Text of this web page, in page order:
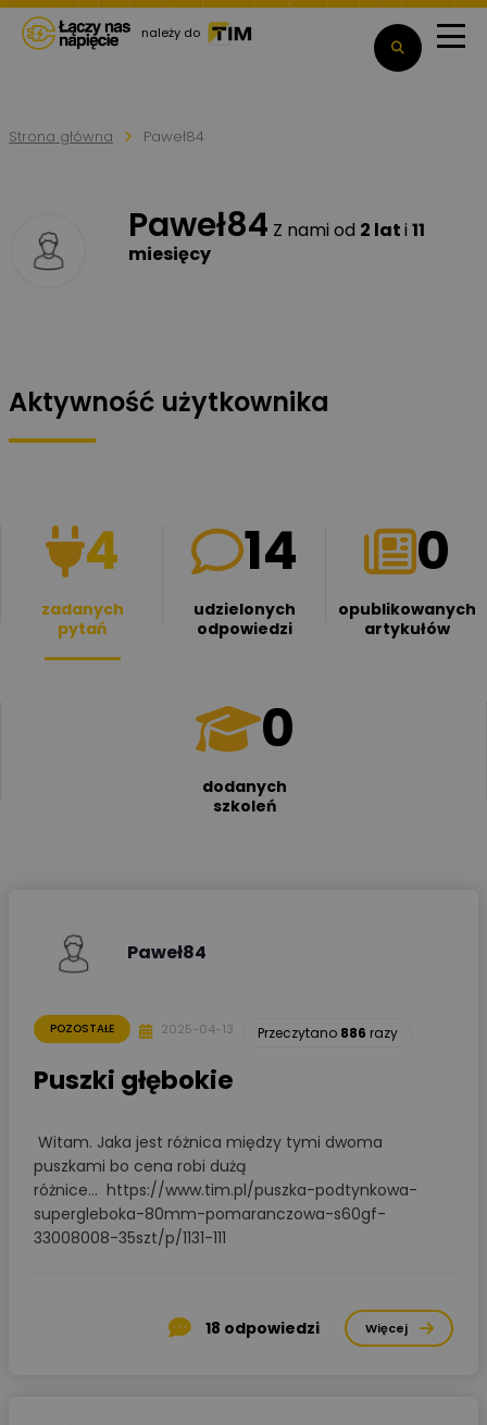
należy do
Strona główna Paweł84
Paweł84 Z nami od 2 lati 11
miesięcy
Aktywność użytkownika
4
zadanych
pytań
14
udzielonych
odpowiedzi
0
opublikowanych
artykułów
0
dodanych
szkoleń
Paweł84
POZOSTAŁE 2025-04-13 Przeczytano 886 razy
Puszki głębokie
Witam. Jaka jest różnica między tymi dwoma
puszkami bo cena robi dużą
różnice... https://www.tim.pl/puszka-podtynkowa-
supergleboka-80mm-pomaranczowa-s60gf-
33008008-35szt/p/1131-111
18 odpowiedzi Więcej